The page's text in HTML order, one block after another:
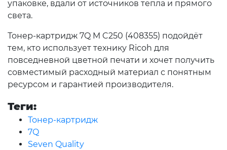
упаковке, вдали от источников тепла и прямого
света.
Тонер-картридж 7Q M C250 (408355) подойдёт
тем, кто использует технику Ricoh для
повседневной цветной печати и хочет получить
совместимый расходный материал с понятным
ресурсом и гарантией производителя.
Теги:
Тонер-картридж
7Q
Seven Quality